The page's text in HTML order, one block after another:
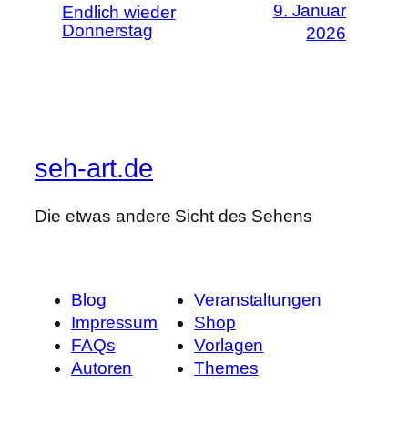
Endlich wieder
Donnerstag
9. Januar
2026
seh-art.de
Die etwas andere Sicht des Sehens
Blog
Impressum
FAQs
Autoren
Veranstaltungen
Shop
Vorlagen
Themes